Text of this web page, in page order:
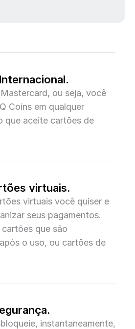
ou seja, você
Coins em qualquer
que aceite cartões de
virtuais.
virtuais você quiser e
seus pagamentos.
que são
o uso, ou cartões de
instantaneamente,